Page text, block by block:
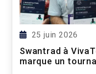
25 juin 2026
Swantrad à
marque un